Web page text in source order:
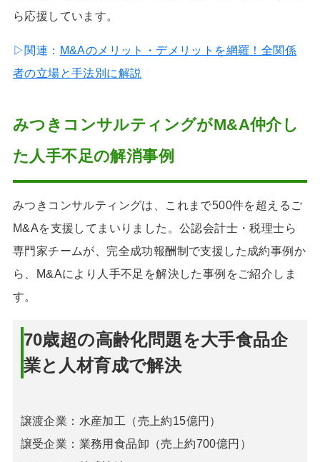
ら応援しています。
▷関連： M&Aのメリット・デメリットを網羅！全関係
者の立場と手法別に解説
みつきコンサルティングがM&A仲介し
た人手不足の解消事例
みつきコンサルティングは、これまで500件を超えるご
M&Aを支援してまいりました。公認会計士・税理士ら
専門家チームが、完全成功報酬制で支援した成約事例か
ら、M&Aにより人手不足を解決した事例をご紹介しま
す。
70歳超の高齢化問題を大手食品企
業と人材育成で解決
譲渡企業：水産加工（売上約15億円）
譲受企業：業務用食品卸（売上約700億円）